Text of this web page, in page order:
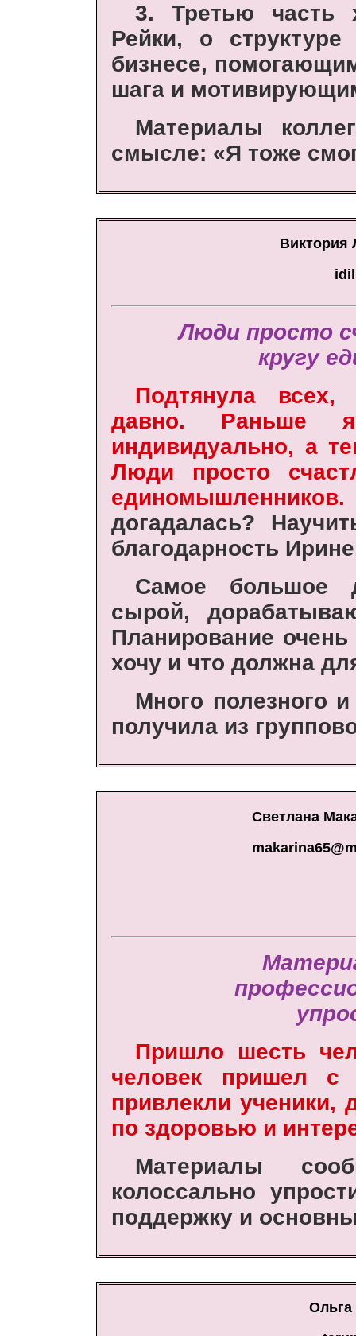
3. Третью часть
Рейки, о
бизнесе,
шага и
Материалы
смысле: «Я тоже
Виктория
Люди просто
кругу
Подтянула всех,
давно. Раньше
индивидуально, а
Люди просто
единомышленников.
догадалась?
благодарность
Самое большое
сырой,
Планирование
хочу и что должна
Много полезного
получила из
Светлана
Пришло шесть
человек пришел с
привлекли ученики,
по здоровью и
Материалы
колоссально
поддержку и
Ольга